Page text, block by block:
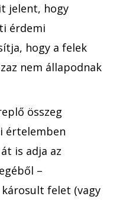
jelent, hogy
érdemi
hogy a felek
nem állapodnak
összeg
értelemben
is adja az
–
felet (vagy